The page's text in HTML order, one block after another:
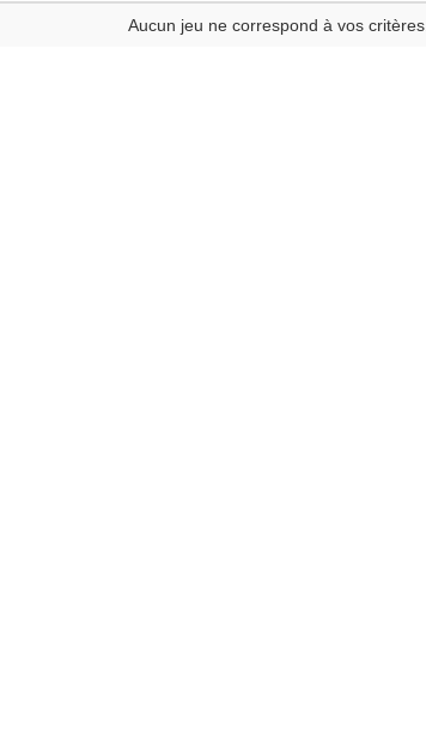
Aucun jeu ne correspond à vos critères.